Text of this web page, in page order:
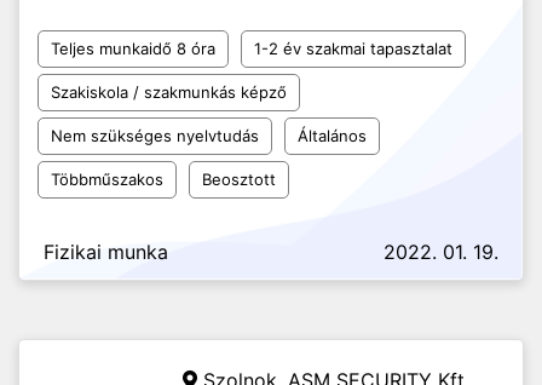
Teljes munkaidő 8 óra 1-2 év szakmai tapasztalat
Szakiskola / szakmunkás képző
Nem szükséges nyelvtudás Általános
Többműszakos Beosztott
Fizikai munka 2022. 01. 19.
Szolnok, ASM SECURITY Kft.